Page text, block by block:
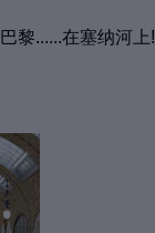
黎......在塞纳河上!